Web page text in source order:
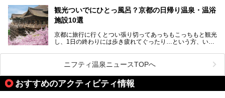
ウナを楽しみましょう！
地元の方はもちろん、旅先としても人気の京都。
観光のついでに岩盤浴のある温泉に浸かってリフレッシュす
今回は京都にある岩盤浴のある施設をピックアップしてご紹
観光ついでにひとっ風呂？京都の日帰り温泉・温浴
施設10選
京都に旅行に行くとつい張り切ってあっちもこっちもと観光
し、1日の終わりには歩き疲れてぐったり…という方、いま
そんな疲れた身体には温泉です！京都には、市内にも郊外に
も素晴らしい温泉がたくさんあります。そこで、日帰り利用
できるおすすめの温泉・温浴施設をまとめてみました。
ニフティ温泉ニュースTOPへ
おすすめのアクティビティ情報